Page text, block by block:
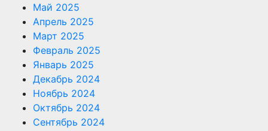
Май 2025
Апрель 2025
Март 2025
Февраль 2025
Январь 2025
Декабрь 2024
Ноябрь 2024
Октябрь 2024
Сентябрь 2024